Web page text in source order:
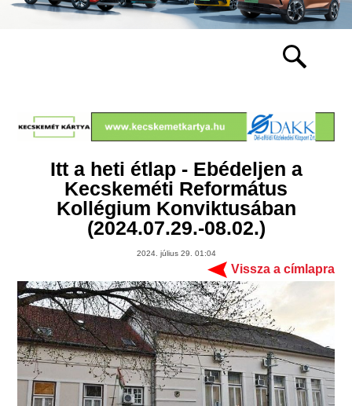
Itt a heti étlap - Ebédeljen a
Kecskeméti Református
Kollégium Konviktusában
(2024.07.29.-08.02.)
2024. július 29. 01:04
Vissza a címlapra